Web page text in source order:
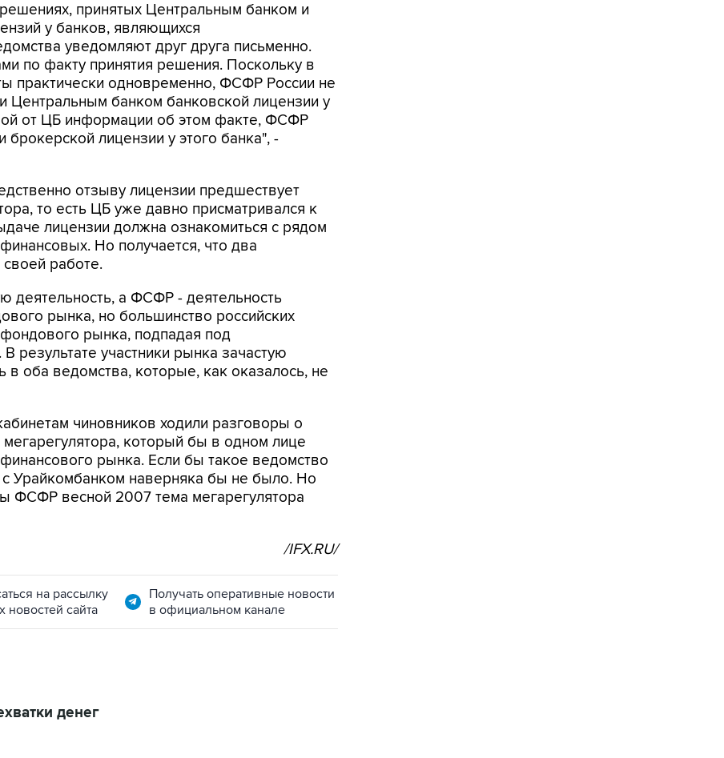
принятых Центральным банком и
у банков, являющихся
уведомляют друг друга письменно.
по факту принятия решения. Поскольку в
практически одновременно, ФСФР России не
Центральным банком банковской лицензии у
от ЦБ информации об этом факте, ФСФР
лицензии у этого банка", -
отзыву лицензии предшествует
то есть ЦБ уже давно присматривался к
лицензии должна ознакомиться с рядом
Но получается, что два
своей работе.
деятельность, а ФСФР - деятельность
рынка, но большинство российских
рынка, подпадая под
результате участники рынка зачастую
в оба ведомства, которые, как оказалось, не
чиновников ходили разговоры о
который бы в одном лице
рынка. Если бы такое ведомство
с Урайкомбанком наверняка бы не было. Но
ФСФР весной 2007 тема мегарегулятора
/IFX.RU/
на рассылку
новостей сайта
Получать оперативные новости
в официальном канале
денег